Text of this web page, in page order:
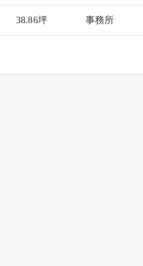
38.86坪 事務所